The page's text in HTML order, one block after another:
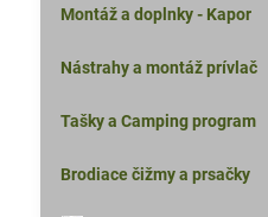
Montáž a doplnky - Kapor
Nástrahy a montáž prívlač
Tašky a Camping program
Brodiace čižmy a prsačky